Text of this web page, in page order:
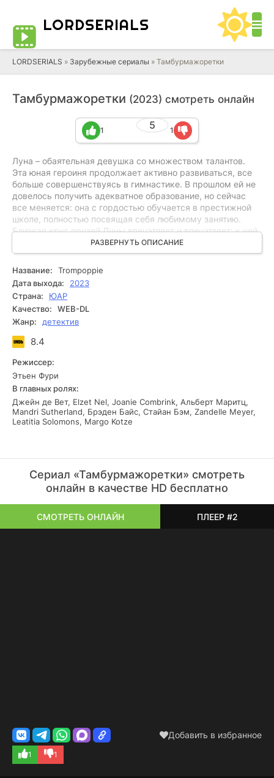
LORDSERIALS
LORDSERIALS » Зарубежные сериалы » Тамбурмажоретки
Тамбурмажоретки (2023) смотреть онлайн
5
1 1
Луна – обаятельная девушка со множеством талантов.
Эта юная героиня продолжает активно развиваться, все
больше совершенствуясь в гимнастике. В прошлом ей не
довелось получить адекватное образование, но сейчас
все меняется: она с гордостью обучается в престижной
школе, полностью посвящая себя любимому занятию.
Близкая круг друзей Луны впечатляет и впечатляет: к ней
примыкают талантливые музыканты и энергичные
чирлидерши. Однако, когда одна из представительниц
этой кампании обнаруживается мертвой, начинается
захватывающее расследование, действия которого
постепенно раскрывают безумство, затаившееся вокруг, и
жизнь всех учеников элитной школы находится на грани
разрушения.
РАЗВЕРНУТЬ ОПИСАНИЕ
Название:
Trompoppie
Дата выхода:
2023
Страна:
ЮАР
Качество:
WEB-DL
Жанр:
детектив
8.4
Режиссер:
Этьен Фури
В главных ролях:
Джейн де Вет, Elzet Nel, Joanie Combrink, Альберт Маритц,
Mandri Sutherland, Брэден Байс, Стайан Бэм, Zandelle Meyer,
Leatitia Solomons, Margo Kotze
Сериал «Тамбурмажоретки» смотреть
онлайн в качестве HD бесплатно
СМОТРЕТЬ ОНЛАЙН ПЛЕЕР #2
Добавить в избранное
1 1